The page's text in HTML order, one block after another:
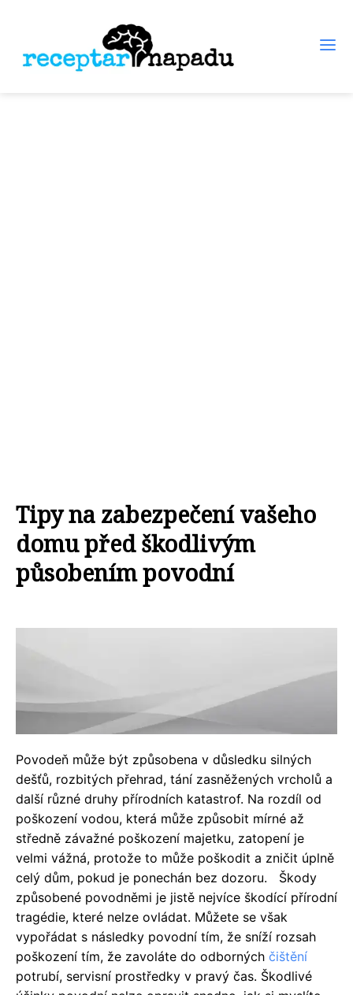
Tipy na zabezpečení vašeho
domu před škodlivým
působením povodní
Povodeň může být způsobena v důsledku silných
dešťů, rozbitých přehrad, tání zasněžených vrcholů a
další různé druhy přírodních katastrof. Na rozdíl od
poškození vodou, která může způsobit mírné až
středně závažné poškození majetku, zatopení je
velmi vážná, protože to může poškodit a zničit úplně
celý dům, pokud je ponechán bez dozoru.
Škody
způsobené povodněmi je jistě nejvíce škodící přírodní
tragédie, které nelze ovládat. Můžete se však
vypořádat s následky povodní tím, že sníží rozsah
poškození tím, že zavoláte do odborných čištění
potrubí, servisní prostředky v pravý čas. Škodlivé